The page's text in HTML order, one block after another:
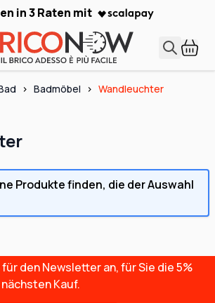
in 3 Raten mit
> Badmöbel > Wandleuchter
Produkte finden, die der Auswahl
den Newsletter an, für Sie die5%
Kauf.